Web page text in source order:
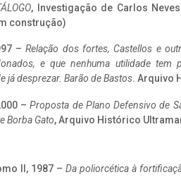
, Investigação de Carlos
construção)
–Relação dos fortes, Castellos e
e que nenhuma utilidade
já desprezar. Barão de Bastos. Arquivo
–Proposta de Plano Defensivo de
Borba Gato, Arquivo Histórico
II, 1987 – Da poliorcética à